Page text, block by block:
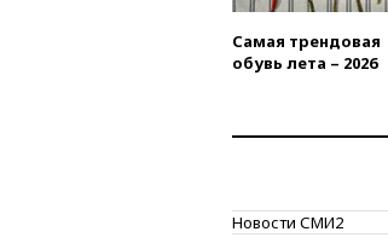
Самая трендовая
обувь лета – 2026
Новости СМИ2